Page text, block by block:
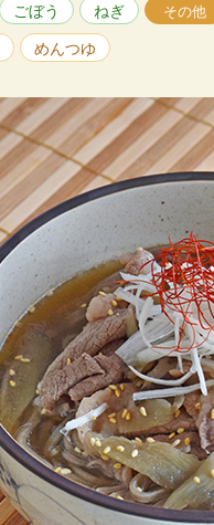
ごぼう ねぎ その他
めんつゆ